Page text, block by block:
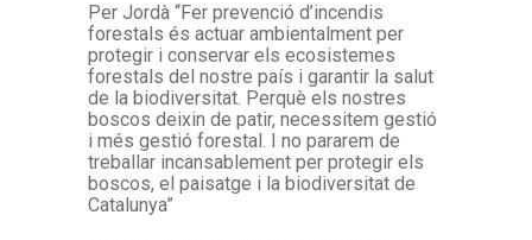
Per Jordà “Fer prevenció d’incendis
forestals és actuar ambientalment per
protegir i conservar els ecosistemes
forestals del nostre país i garantir la salut
de la biodiversitat. Perquè els nostres
boscos deixin de patir, necessitem gestió
i més gestió forestal. I no pararem de
treballar incansablement per protegir els
boscos, el paisatge i la biodiversitat de
Catalunya”